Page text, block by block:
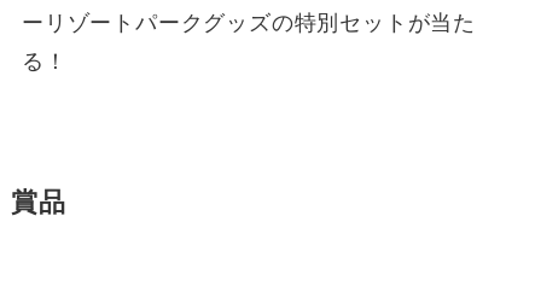
ーリゾートパークグッズの特別セットが当た
る！
賞品